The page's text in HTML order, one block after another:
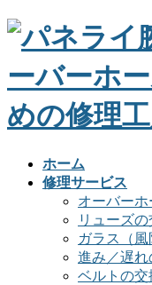
ホーム
修理サービス
オーバーホ
リューズの
ガラス（
進み／遅れ
ベルトの交